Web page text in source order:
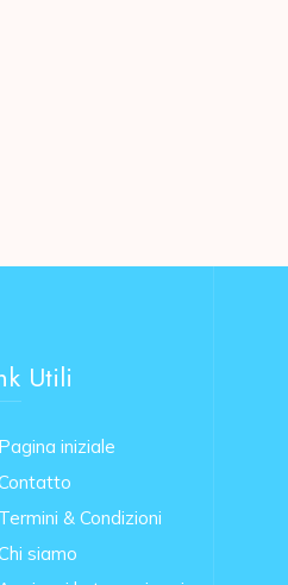
Utili
iniziale
& Condizioni
siamo